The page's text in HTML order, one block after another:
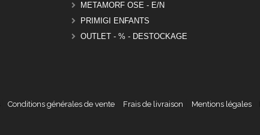
METAMORF OSE - E/N
PRIMIGI ENFANTS
OUTLET - % - DESTOCKAGE
Conditions générales de vente Frais de livraison Mentions légales